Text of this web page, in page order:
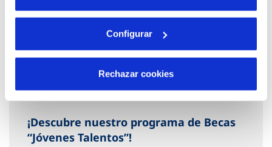
Configurar
Rechazar cookies
¡Descubre nuestro programa de Becas
“Jóvenes Talentos”!